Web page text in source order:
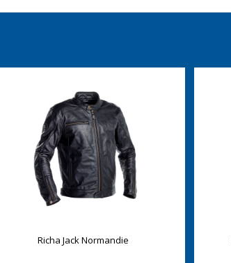
Richa Jack Normandie